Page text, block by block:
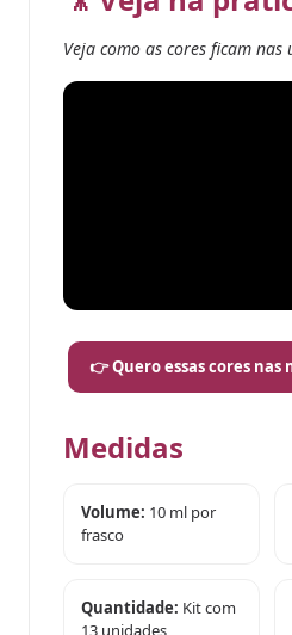
Veja como as cores ficam nas
👉 Quero essas cores
Medidas
Volume: 10 ml por
frasco
Quantidade: Kit com
13 unidades